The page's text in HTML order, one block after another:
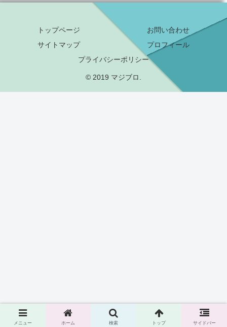
トップページ
お問い合わせ
サイトマップ
プロフィール
プライバシーポリシー
© 2019 マジブロ.
メニュー ホーム 検索 トップ サイドバー